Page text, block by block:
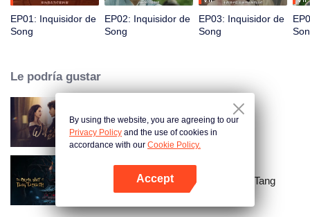
EP01: Inquisidor de
Song
EP02: Inquisidor de
Song
EP03: Inquisidor de
Song
Le podría gustar
La venganza de la esposa
La unidad criminal de la dinastía Tang
By using the website, you are agreeing to our
Privacy Policy and the use of cookies in
accordance with our Cookie Policy.
Accept